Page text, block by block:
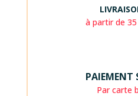
à partir de 35
PAIEMENT
Par carte